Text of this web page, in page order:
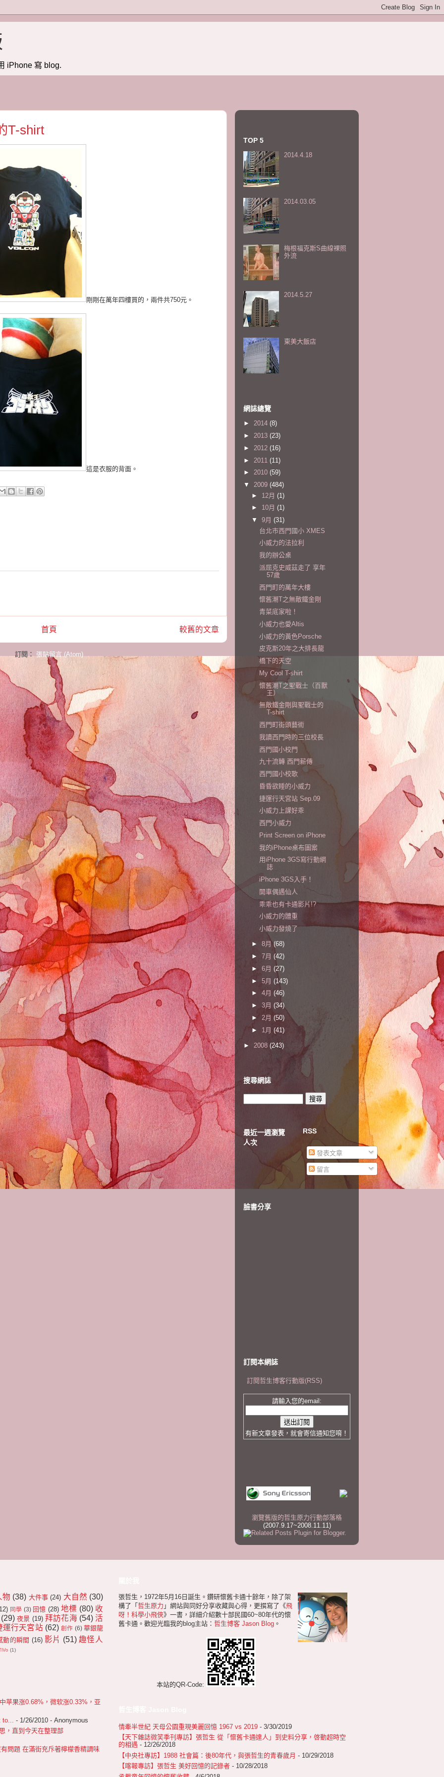
iPhone 寫 blog.
T-shirt
剛剛在萬年四樓買的，兩件共750元。
這是衣服的背面。
較舊的文章
首頁
訂閱： 張貼留言 (Atom)
TOP 5
2014.4.18
2014.03.05
梅根福克斯S曲線裸照
外流
2014.5.27
東美大飯店
網誌總覽
► 2014 (8)
► 2013 (23)
► 2012 (16)
► 2011 (11)
► 2010 (59)
▼ 2009 (484)
► 12月 (1)
► 10月 (1)
▼ 9月 (31)
台北市西門國小 XMES
小威力的法拉利
我的辦公桌
派屈克史威茲走了 享年
57歲
西門町的萬年大樓
懷舊潮T之無敵鐵金剛
青菜底家啦！
小威力也愛Altis
小威力的黃色Porsche
皮克斯20年之大排長龍
橋下的天空
My Cool T-shirt
懷舊潮T之聖戰士（百獸
王）
無敵鐵金剛與聖戰士的
T-shirt
西門町街頭藝術
我讀西門時的三位校長
西門國小校門
九十流轉 西門薪傳
西門國小校歌
昏昏欲睡的小威力
捷運行天宮站 Sep.09
小威力上課好乖
西門小威力
Print Screen on iPhone
我的iPhone桌布圖案
用iPhone 3GS寫行動網
誌
iPhone 3GS入手！
開車偶遇仙人
乖乖也有卡通影片!?
小威力的體重
小威力發燒了
► 8月(68)
► 7月 (42)
► 6月 (27)
► 5月 (143)
► 4月 (46)
► 3月 (34)
► 2月 (50)
► 1月 (41)
► 2008 (243)
搜尋網誌
最近一週瀏覽
人次
RSS
發表文章
留言
臉書分享
訂閱本網誌
訂閱哲生博客行動版(RSS)
請輸入您的email:
有新文章發表，就會寄信通知您唷！
瀏覽舊版的哲生原力行動部落格
(2007.9.17~2008.11.11)
物 (38) 大件事 (24) 大自然 (30)
同學 (3) 回憶 (28) 地標 (80) 收
(29) 夜景 (19) 拜訪花海 (54) 活
運行天宮站 (62) 創作 (6) 華銀龍
動的瞬間 (16) 影片 (51) 趣怪人
(1)
苹果涨0.68%，微软涨0.33%，亚
- 1/26/2010 - Anonymous
，直到今天在整理部
問題 在滿街充斥著檸檬香精調味
張哲生，1972年5月16日誕生。鑽研懷舊卡通十餘年，除了架
構了「 哲生原力 」網站與同好分享收藏與心得，更撰寫了《飛
呀！科學小飛俠》一書，詳細介紹數十部民國60~80年代的懷
舊卡通。歡迎光臨我的blog主站： 哲生博客 Jason Blog 。
本站的QR-Code:
情牽半世紀 天母公園重現美麗回憶 1967 vs 2019 - 3/30/2019
【天下雜誌微笑季刊專訪】張哲生 從「懷舊卡通達人」到史料分享，啓動超時空
的相遇 - 12/26/2018
【中央社專訪】1988 社會篇：後80年代，與張哲生的青春歲月 - 10/29/2018
【喀報專訪】張哲生 美好回憶的記錄者 - 10/28/2018